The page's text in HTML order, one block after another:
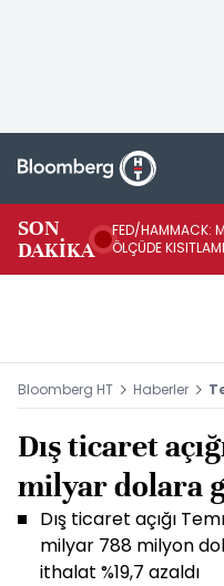
SON
DAKİKA
FED/HAMMACK:
ÖLÇÜDE
Bloomberg HT Haberler
Dış ticaret
milyar dolara
Dış ticaret açığı
milyar 788 milyon
ithalat %19,7 azaldı